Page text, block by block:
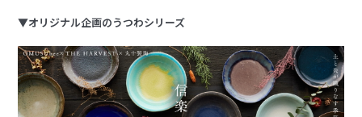
▼オリジナル企画のうつわシリーズ